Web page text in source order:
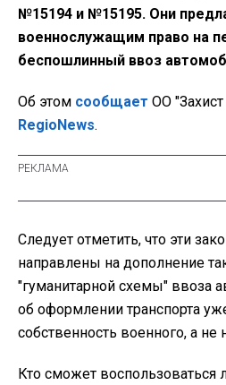
№15194 и №15195. Они
военнослужащим право на
беспошлинный ввоз
Об этом сообщает ОО
RegioNews.
Следует отметить, что эти
направлены на дополнение
"гуманитарной схемы" ввоза
об оформлении транспорта
собственность военного, а не
Кто сможет воспользоваться